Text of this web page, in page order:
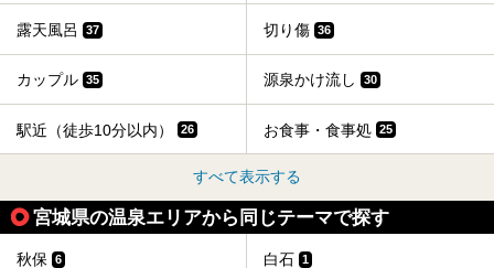
露天風呂 37 切り傷 36
カップル 35 源泉かけ流し 30
駅近（徒歩10分以内） 26 お食事・食事処 25
すべて表示する
宮城県の温泉エリアから同じテーマで探す
秋保 6 白石 1